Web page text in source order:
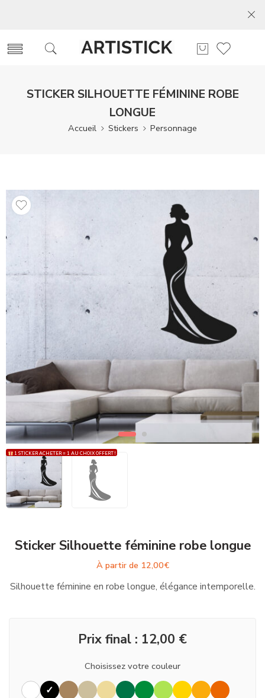
STICKER SILHOUETTE FÉMININE ROBE
LONGUE
Accueil Stickers Personnage
1 STICKER ACHETER = 1 AU CHOIX OFFERT !
Sticker Silhouette féminine robe longue
À partir de 12,00€
Silhouette féminine en robe longue, élégance intemporelle.
Prix final : 12,00 €
Choisissez votre couleur